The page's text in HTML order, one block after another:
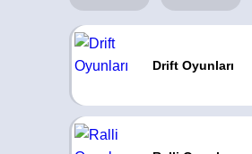
Drift Oyunları